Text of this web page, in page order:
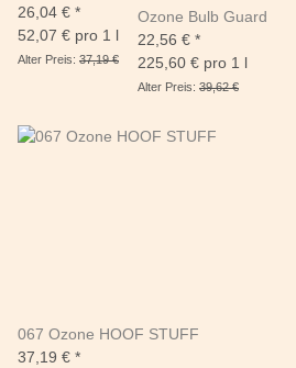
26,04 € *
52,07 € pro 1 l
Alter Preis: 37,19 €
Ozone Bulb Guard
22,56 € *
225,60 € pro 1 l
Alter Preis: 39,62 €
067 Ozone HOOF STUFF
37,19 € *